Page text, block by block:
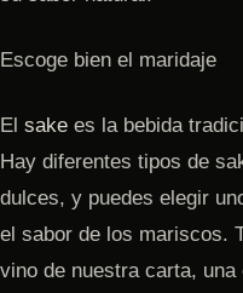
Escoge bien el maridaje
El sake es la bebida
Hay diferentes tipos de
dulces, y puedes elegir
el sabor de los mariscos.
vino de nuestra carta, una